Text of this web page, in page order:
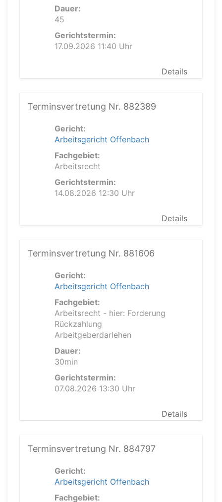
Dauer:
45
Gerichtstermin:
17.09.2026 11:40 Uhr
Details
Terminsvertretung Nr. 882389
Gericht:
Arbeitsgericht Offenbach
Fachgebiet:
Arbeitsrecht
Gerichtstermin:
14.08.2026 12:30 Uhr
Details
Terminsvertretung Nr. 881606
Gericht:
Arbeitsgericht Offenbach
Fachgebiet:
Arbeitsrecht - hier: Forderung
Rückzahlung
Arbeitgeberdarlehen
Dauer:
30min
Gerichtstermin:
07.08.2026 13:30 Uhr
Details
Terminsvertretung Nr. 884797
Gericht:
Arbeitsgericht Offenbach
Fachgebiet: